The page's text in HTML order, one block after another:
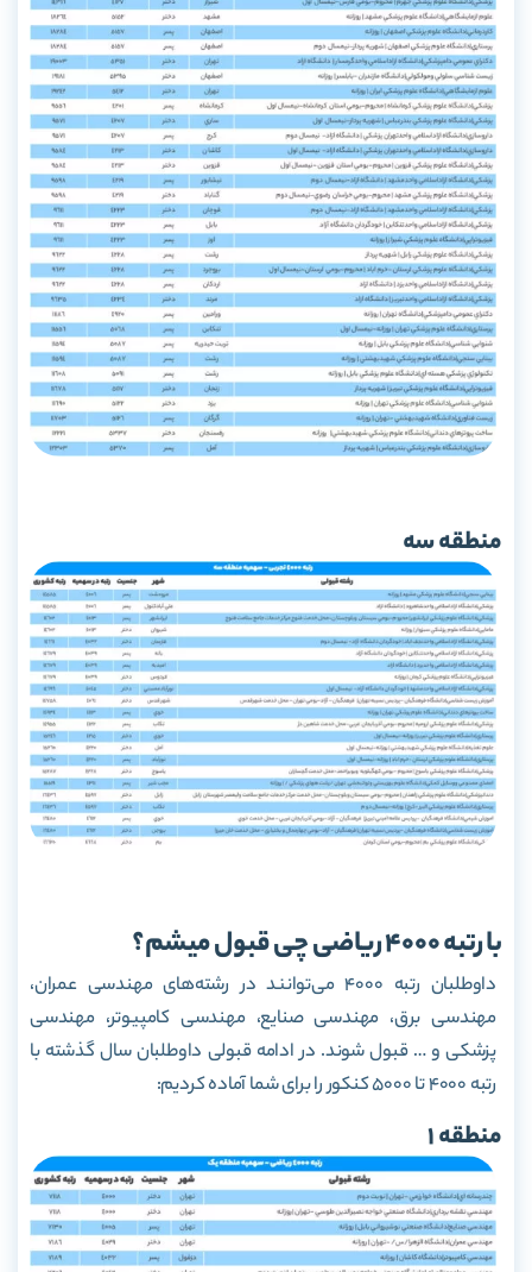
منطقه سه
با رتبه 4000 ریاضی چی قبول میشم؟
داوطلبان رتبه 4000 می‌توانند در رشته‌های مهندسی عمران،
مهندسی برق، مهندسی صنایع، مهندسی کامپیوتر، مهندسی
پزشکی و … قبول شوند. در ادامه قبولی داوطلبان سال گذشته با
رتبه 4000 تا 5000 کنکور را برای شما آماده کردیم:
منطقه 1